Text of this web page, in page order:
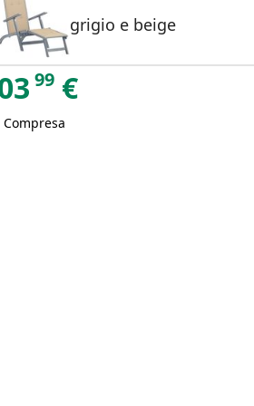
grigio e beige
99 €
Compresa